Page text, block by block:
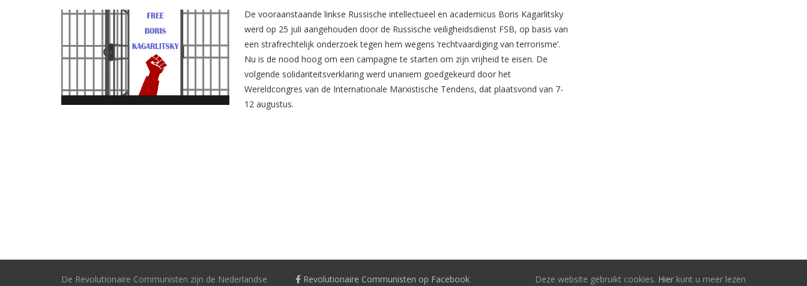
De vooraanstaande linkse Russische intellectueel en academicus Boris Kagarlitsky
werd op 25 juli aangehouden door de Russische veiligheidsdienst FSB, op basis van
een strafrechtelijk onderzoek tegen hem wegens ‘rechtvaardiging van terrorisme’.
Nu is de nood hoog om een campagne te starten om zijn vrijheid te eisen. De
volgende solidariteitsverklaring werd unaniem goedgekeurd door het
Wereldcongres van de Internationale Marxistische Tendens, dat plaatsvond van 7-
12 augustus.
De Revolutionaire Communisten zijn de Nederlandse Revolutionaire Communisten op Facebook Deze website gebruikt cookies. Hier kunt u meer lezen